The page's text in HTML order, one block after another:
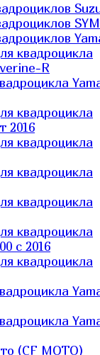
SYM
квадроцикла
R
квадроцикла
2016
квадроцикла
квадроцикла
квадроцикла
квадроцикла
с 2016
квадроцикла
(CF MOTO)